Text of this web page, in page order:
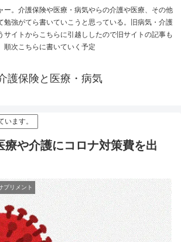
ー。介護保険や医療・病気やらの介護や医療、その他
勉強がてら書いていこうと思っている。旧病気・介護
サイトからこちらに引越ししたので旧サイトの記事も
順次こちらに書いていく予定
護保険と医療・病気
ます。
療や介護にコロナ対策費を出
プリメント